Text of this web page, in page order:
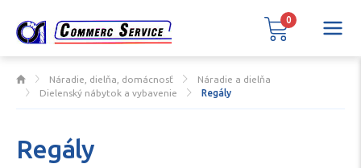
Náradie, dielňa, domácnosť
Náradie a dielňa
Dielenský nábytok a vybavenie
Regály
Regály
0